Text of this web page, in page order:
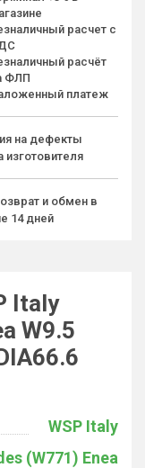
расчет с
расчёт
ФЛП
платеж
на дефекты
изготовителя
и обмен в
14 дней
Italy
W9.5
WSP Italy
(W771) Enea